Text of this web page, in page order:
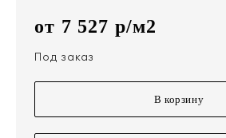
от 7 527 р/м2
Под заказ
В корзину